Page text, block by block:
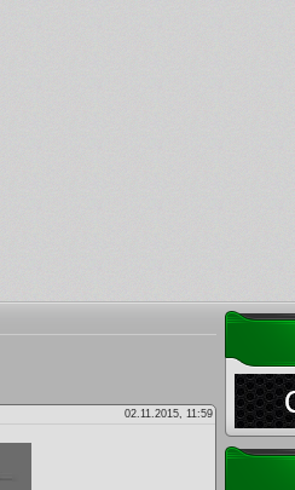
02.11.2015, 11:59